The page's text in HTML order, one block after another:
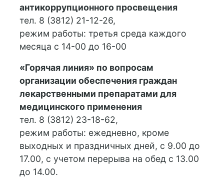
антикоррупционного просвещения
тел. 8 (3812) 21-12-26,
режим работы: третья среда каждого
месяца с 14-00 до 16-00
«Горячая линия» по вопросам
организации обеспечения граждан
лекарственными препаратами для
медицинского применения
тел. 8 (3812) 23-18-62,
режим работы: ежедневно, кроме
выходных и праздничных дней, с 9.00 до
17.00, с учетом перерыва на обед с 13.00
до 14.00.